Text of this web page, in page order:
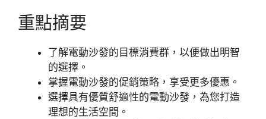
重點摘要
了解電動沙發的目標消費群，以便做出明智
的選擇。
掌握電動沙發的促銷策略，享受更多優惠。
選擇具有優質舒適性的電動沙發，為您打造
理想的生活空間。